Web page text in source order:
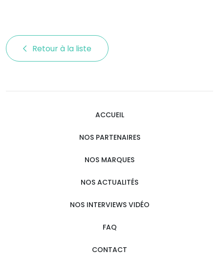
Retour à la liste
ACCUEIL
NOS PARTENAIRES
NOS MARQUES
NOS ACTUALITÉS
NOS INTERVIEWS VIDÉO
FAQ
CONTACT